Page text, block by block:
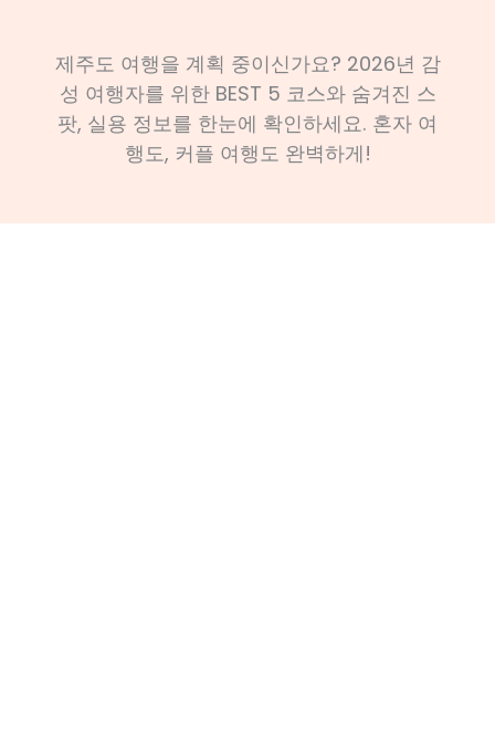
제주도 여행을 계획 중이신가요? 2026년 감
성 여행자를 위한 BEST 5 코스와 숨겨진 스
팟, 실용 정보를 한눈에 확인하세요. 혼자 여
행도, 커플 여행도 완벽하게!